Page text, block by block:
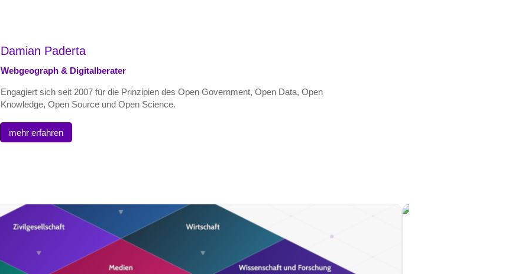
Damian Paderta
Webgeograph & Digitalberater
Engagiert sich seit 2007 für die Prinzipien des Open Government, Open Data, Open
Knowledge, Open Source und Open Science.
mehr erfahren